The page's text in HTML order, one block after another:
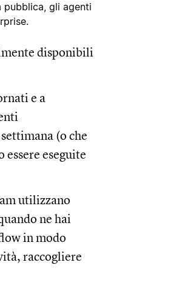
pubblica, gli agenti
disponibili
e a
(o che
eseguite
utilizzano
ne hai
in modo
raccogliere